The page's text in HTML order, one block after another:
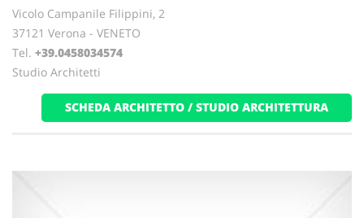
Vicolo Campanile Filippini, 2
37121 Verona - VENETO
Tel. +39.0458034574
Studio Architetti
SCHEDA ARCHITETTO / STUDIO ARCHITETTURA